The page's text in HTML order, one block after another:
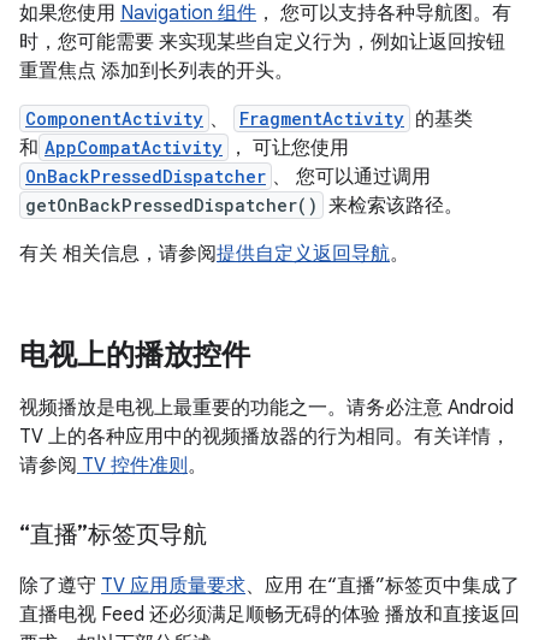
如果您使用 Navigation 组件 ， 您可以支持各种导航图。有
时，您可能需要 来实现某些自定义行为，例如让返回按钮
重置焦点 添加到长列表的开头。
ComponentActivity 、 FragmentActivity 的基类
和 AppCompatActivity ， 可让您使用
OnBackPressedDispatcher 、 您可以通过调用
getOnBackPressedDispatcher() 来检索该路径。
有关 相关信息，请参阅提供自定义返回导航。
电视上的播放控件
视频播放是电视上最重要的功能之一。请务必注意 Android
TV 上的各种应用中的视频播放器的行为相同。有关详情，
请参阅 TV 控件准则。
“直播”标签页导航
除了遵守 TV 应用质量要求、应用 在“直播”标签页中集成了
直播电视 Feed 还必须满足顺畅无碍的体验 播放和直接返回